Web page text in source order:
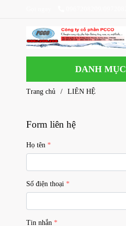
DANH MỤC
Trang chủ / LIÊN HỆ
Form liên hệ
Họ tên
Số điện thoại
Tin nhắn